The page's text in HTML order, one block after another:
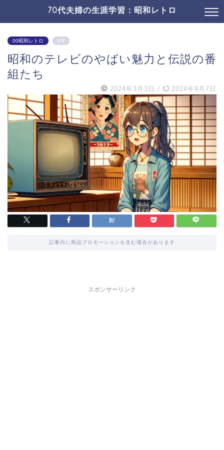
70代夫婦の生涯学習：昭和レトロ
00昭和レトロ PR
昭和のテレビのやばい魅力と伝説の番
組たち
2024年3月3日 / 2024年9月7日
記事内に商品プロモーションを含む場合があります
スポンサーリンク